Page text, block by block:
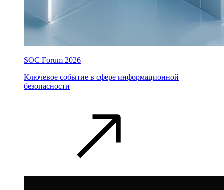
SOC Forum 2026
Ключевое событие в сфере информационной
безопасности